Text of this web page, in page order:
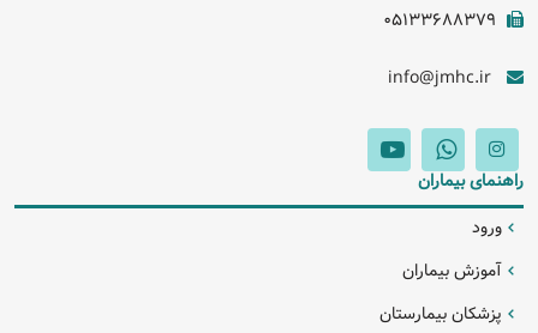
05133688379
راهنمای بیماران
ورود
آموزش بیماران
پزشکان بیمارستان